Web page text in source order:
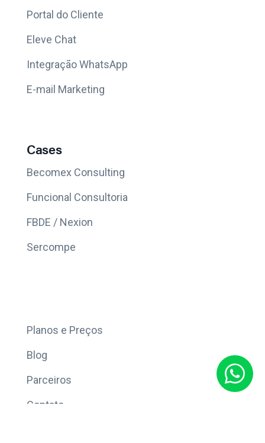
Portal do Cliente
Eleve Chat
Integração WhatsApp
E-mail Marketing
Cases
Becomex Consulting
Funcional Consultoria
FBDE / Nexion
Sercompe
Planos e Preços
Blog
Parceiros
Contato